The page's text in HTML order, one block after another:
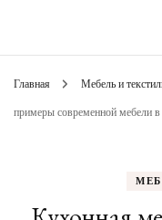
Главная Мебель и
примеры современной мебели в